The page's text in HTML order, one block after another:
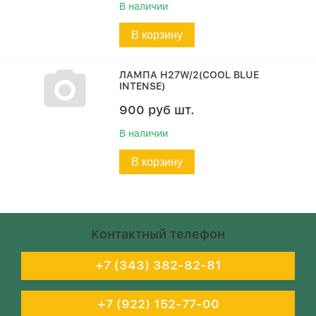
В наличии
В корзину
ЛАМПА H27W/2(COOL BLUE
INTENSE)
900 руб шт.
В наличии
В корзину
Контактный телефон
+7 (343) 382-82-81
+7 (922) 152-77-00